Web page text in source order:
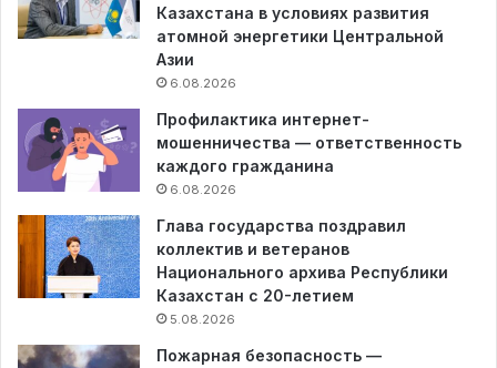
Казахстана в условиях развития
атомной энергетики Центральной
Азии
6.08.2026
Профилактика интернет-
мошенничества — ответственность
каждого гражданина
6.08.2026
Глава государства поздравил
коллектив и ветеранов
Национального архива Республики
Казахстан с 20-летием
5.08.2026
Пожарная безопасность —